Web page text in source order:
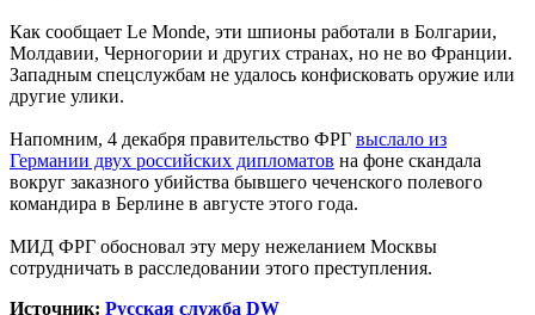
Как сообщает Le Monde, эти шпионы работали в Болгарии,
Молдавии, Черногории и других странах, но не во Франции.
Западным спецслужбам не удалось конфисковать оружие или
другие улики.
Напомним, 4 декабря правительство ФРГ выслало из
Германии двух российских дипломатов на фоне скандала
вокруг заказного убийства бывшего чеченского полевого
командира в Берлине в августе этого года.
МИД ФРГ обосновал эту меру нежеланием Москвы
сотрудничать в расследовании этого преступления.
Источник: Русская служба DW